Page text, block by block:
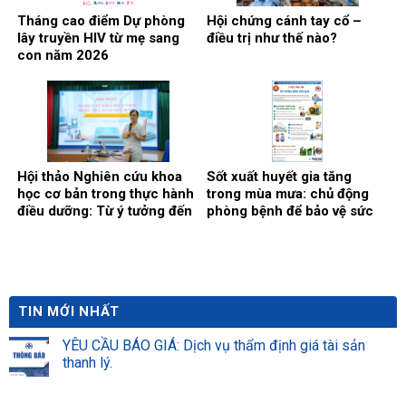
Tháng cao điểm Dự phòng
lây truyền HIV từ mẹ sang
con năm 2026
Hội chứng cánh tay cổ –
điều trị như thế nào?
Hội thảo Nghiên cứu khoa
học cơ bản trong thực hành
điều dưỡng: Từ ý tưởng đến
Sốt xuất huyết gia tăng
trong mùa mưa: chủ động
phòng bệnh để bảo vệ sức
TIN MỚI NHẤT
YÊU CẦU BÁO GIÁ: Dịch vụ thẩm định giá tài sản
thanh lý.